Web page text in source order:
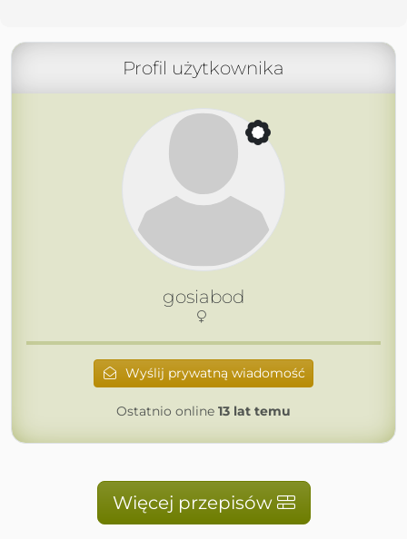
Profil użytkownika
gosiabod
Wyślij prywatną wiadomość
Ostatnio online 13 lat temu
Więcej przepisów